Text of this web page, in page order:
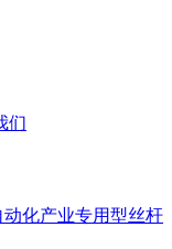
们
动化产业专用型丝杆